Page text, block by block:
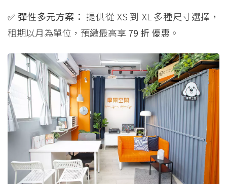
✅ 彈性多元方案： 提供從 XS 到 XL 多種尺寸選擇，
租期以月為單位，預繳最高享 79 折優惠。